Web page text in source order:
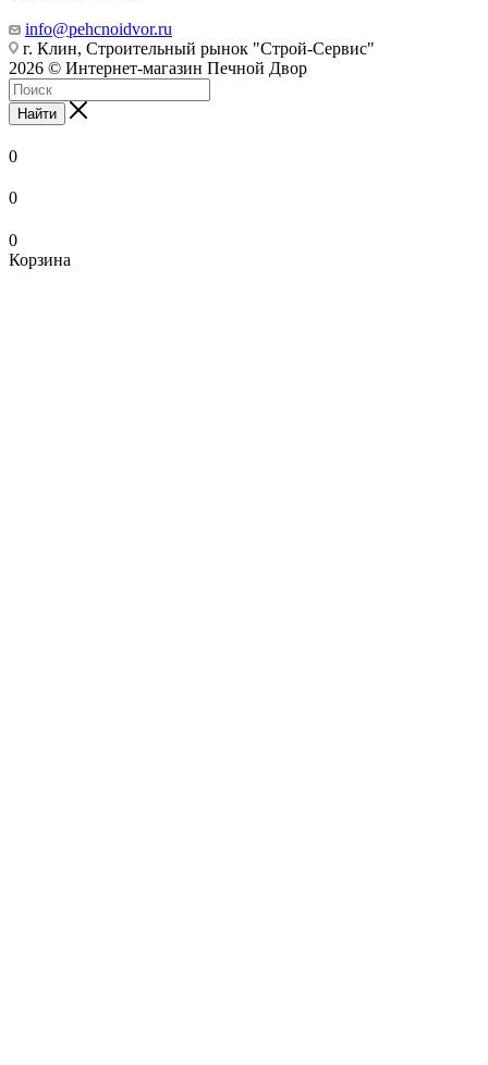
info@pehcnoidvor.ru
г. Клин, Строительный рынок "Строй-Сервис"
2026 © Интернет-магазин Печной Двор
Найти
0
0
0
Корзина